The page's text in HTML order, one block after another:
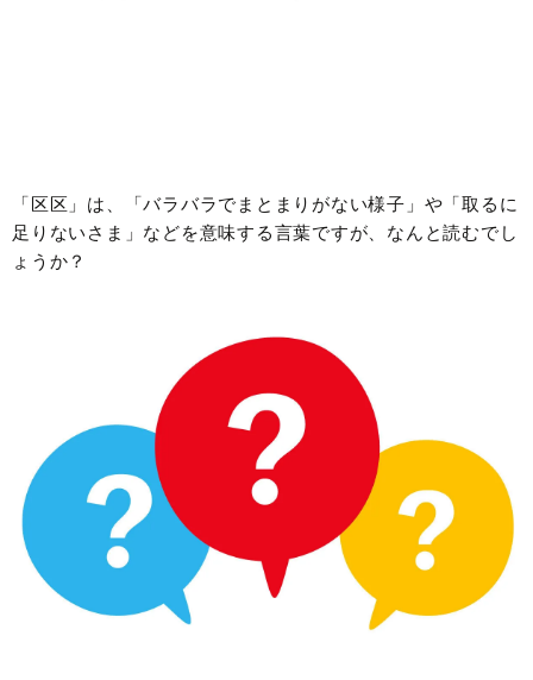
「区区」は、「バラバラでまとまりがない様子」や「取るに
足りないさま」などを意味する言葉ですが、なんと読むでし
ょうか？